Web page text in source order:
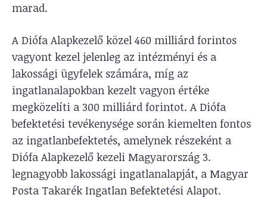
marad.
A Diófa Alapkezelő közel 460 milliárd forintos
vagyont kezel jelenleg az intézményi és a
lakossági ügyfelek számára, míg az
ingatlanalapokban kezelt vagyon értéke
megközelíti a 300 milliárd forintot. A Diófa
befektetési tevékenysége során kiemelten fontos
az ingatlanbefektetés, amelynek részeként a
Diófa Alapkezelő kezeli Magyarország 3.
legnagyobb lakossági ingatlanalapját, a Magyar
Posta Takarék Ingatlan Befektetési Alapot.